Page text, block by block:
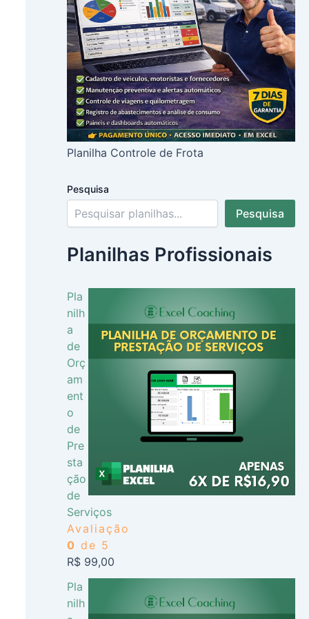
Planilha Controle de Frota
Pesquisa
Pesquisa
Planilhas Profissionais
Pla
nilh
a
de
Orç
am
ent
o
de
Pre
sta
ção
de
Serviços
Avaliação
0 de 5
R$99,00
Pla
nilh